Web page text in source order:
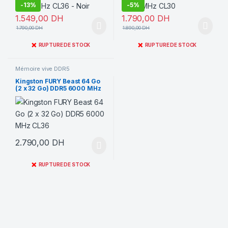
-13%
1.549,00 DH
1.790,00DH
❌ RUPTURE DE STOCK
-5%
1.790,00 DH
1.890,00DH
❌ RUPTURE DE STOCK
Mémoire vive DDR5
Kingston FURY Beast 64 Go
(2 x 32 Go) DDR5 6000 MHz
CL36
2.790,00 DH
❌ RUPTURE DE STOCK